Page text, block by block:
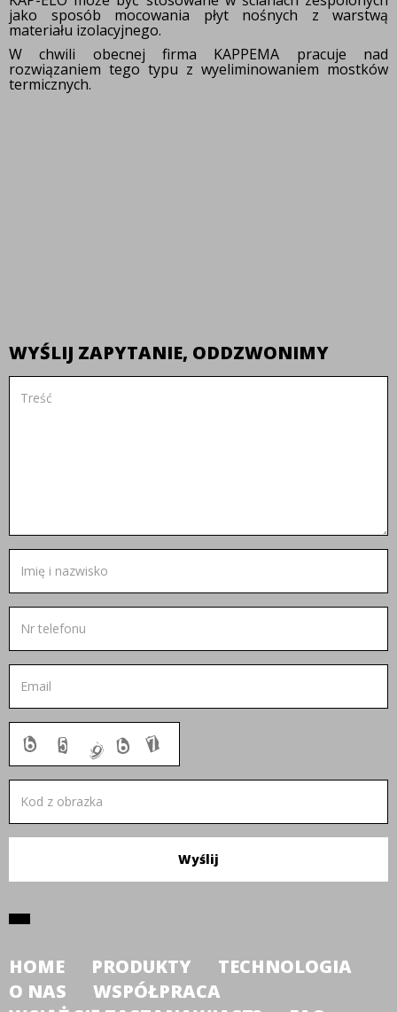
jako sposób mocowania płyt nośnych z warstwą
materiału izolacyjnego.
W chwili obecnej firma KAPPEMA pracuje nad
rozwiązaniem tego typu z wyeliminowaniem mostków
termicznych.
WYŚLIJ ZAPYTANIE, ODDZWONIMY
HOME PRODUKTY
TECHNOLOGIA
O NAS
WSPÓŁPRACA